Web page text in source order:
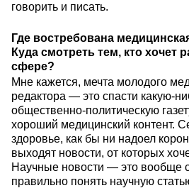
говорить и писать.
Где востребована
Куда смотреть тем, кто хочет
сфере?
Мне кажется, мечта молодого
редактора — это спасти какую-
общественно-политическую
хороший медицинский контент.
здоровье, как бы ни надоел
выходят новости, от которых
Научные новости — это вообще
правильно понять научную